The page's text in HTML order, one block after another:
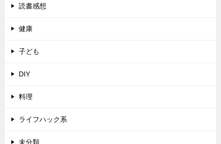
読書感想
健康
子ども
DIY
料理
ライフハック系
未分類